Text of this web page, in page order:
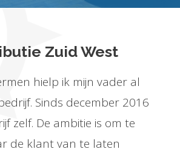
Zuid West
hielp ik mijn vader al
Sinds december 2016
zelf. De ambitie is om te
de klant van te laten